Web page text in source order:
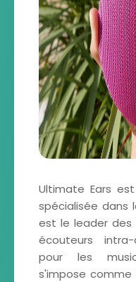
Ultimate Ears
spécialisée dans
est le leader
écouteurs intra-
pour les
s'impose comme